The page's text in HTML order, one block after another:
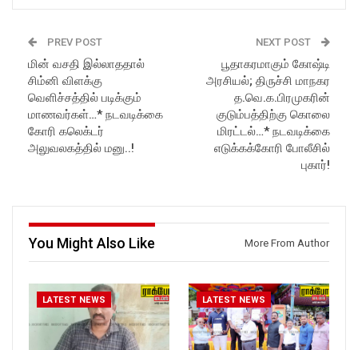
PREV POST
மின் வசதி இல்லாததால்
சிம்னி விளக்கு
வெளிச்சத்தில் படிக்கும்
மாணவர்கள்…* நடவடிக்கை
கோரி கலெக்டர்
அலுவலகத்தில் மனு..!
NEXT POST
பூதாகரமாகும் கோஷ்டி
அரசியல்; திருச்சி மாநகர
த.வெ.க.பிரமுகரின்
குடும்பத்திற்கு கொலை
மிரட்டல்…* நடவடிக்கை
எடுக்கக்கோரி போலீசில்
புகார்!
You Might Also Like More From Author
LATEST NEWS LATEST NEWS